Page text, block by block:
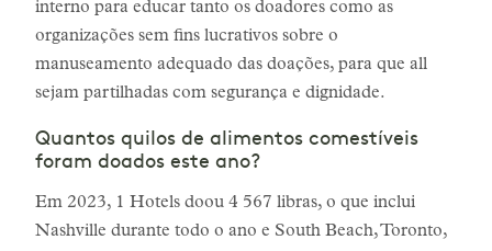
interno para educar tanto os doadores como as
organizações sem fins lucrativos sobre o
manuseamento adequado das doações, para que all
sejam partilhadas com segurança e dignidade.
Quantos quilos de alimentos comestíveis
foram doados este ano?
Em 2023, 1 Hotels doou 4 567 libras, o que inclui
Nashville durante todo o ano e South Beach, Toronto,